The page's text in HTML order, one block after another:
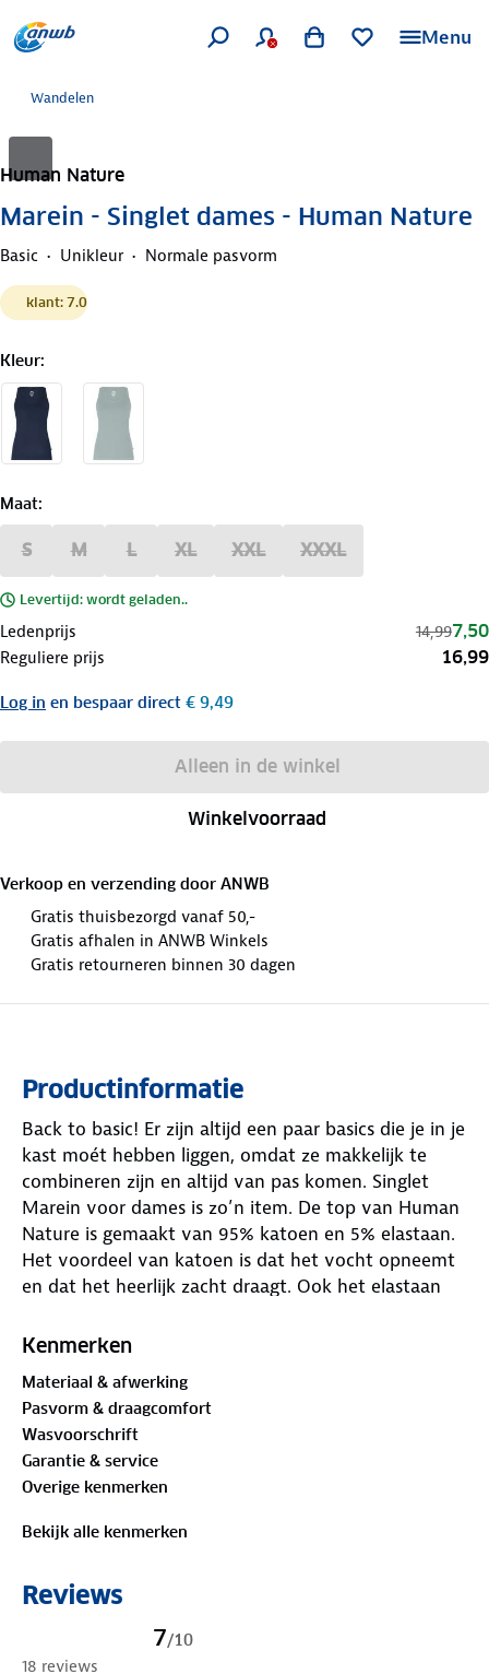
Menu
Wandelen
Human Nature
Marein - Singlet dames - Human Nature
Basic Unikleur Normale pasvorm
klant: 7.0
Kleur:
Maat:
S M L XL XXL XXXL
Levertijd: wordt geladen..
Ledenprijs 14,997,50
Reguliere prijs 16,99
Log in en bespaar direct € 9,49
Alleen in de winkel
Winkelvoorraad
Verkoop en verzending door ANWB
Gratis thuisbezorgd vanaf 50,-
Gratis afhalen in ANWB Winkels
Gratis retourneren binnen 30 dagen
Productinformatie
Back to basic! Er zijn altijd een paar basics die je in je
kast moét hebben liggen, omdat ze makkelijk te
combineren zijn en altijd van pas komen. Singlet
Marein voor dames is zo’n item. De top van Human
Nature is gemaakt van 95% katoen en 5% elastaan.
Het voordeel van katoen is dat het vocht opneemt
en dat het heerlijk zacht draagt. Ook het elastaan
Kenmerken
Materiaal & afwerking
Pasvorm & draagcomfort
Wasvoorschrift
Garantie & service
Overige kenmerken
Bekijk alle kenmerken
Reviews
7/10
18 reviews